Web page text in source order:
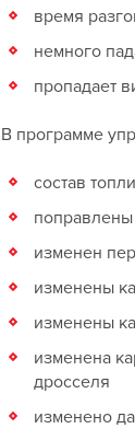
время
немного
пропадает
В программе
состав
изменен
изменены
изменены
изменена
дросселя
изменено